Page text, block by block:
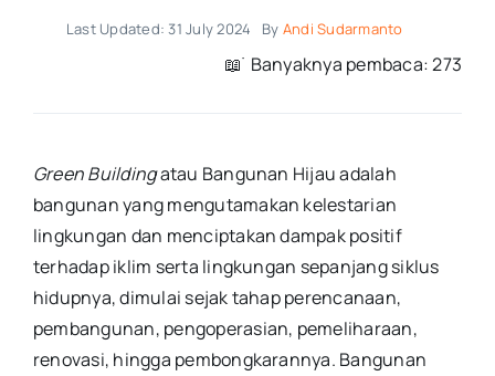
Last Updated: 31 July 2024 By Andi Sudarmanto
📖 ࣪ Banyaknya pembaca: 273
Green Buildingatau Bangunan Hijau adalah
bangunan yang mengutamakan kelestarian
lingkungan dan menciptakan dampak positif
terhadap iklim serta lingkungan sepanjang siklus
hidupnya, dimulai sejak tahap perencanaan,
pembangunan, pengoperasian, pemeliharaan,
renovasi, hingga pembongkarannya. Bangunan